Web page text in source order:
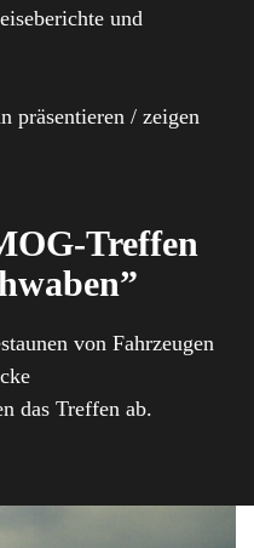
und
präsentieren / zeigen
Treffen
”
von Fahrzeugen
das Treffen ab.